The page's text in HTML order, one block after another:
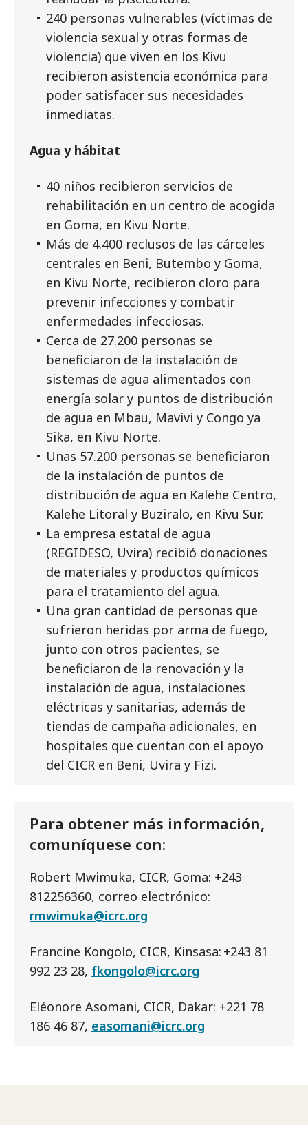
240 personas vulnerables (víctimas de
violencia sexual y otras formas de
violencia) que viven en los Kivu
recibieron asistencia económica para
poder satisfacer sus necesidades
inmediatas.
Agua y hábitat
40 niños recibieron servicios de
rehabilitación en un centro de acogida
en Goma, en Kivu Norte.
Más de 4.400 reclusos de las cárceles
centrales en Beni, Butembo y Goma,
en Kivu Norte, recibieron cloro para
prevenir infecciones y combatir
enfermedades infecciosas.
Cerca de 27.200 personas se
beneficiaron de la instalación de
sistemas de agua alimentados con
energía solar y puntos de distribución
de agua en Mbau, Mavivi y Congo ya
Sika, en Kivu Norte.
Unas 57.200 personas se beneficiaron
de la instalación de puntos de
distribución de agua en Kalehe Centro,
Kalehe Litoral y Buziralo, en Kivu Sur.
La empresa estatal de agua
(REGIDESO, Uvira) recibió donaciones
de materiales y productos químicos
para el tratamiento del agua.
Una gran cantidad de personas que
sufrieron heridas por arma de fuego,
junto con otros pacientes, se
beneficiaron de la renovación y la
instalación de agua, instalaciones
eléctricas y sanitarias, además de
tiendas de campaña adicionales, en
hospitales que cuentan con el apoyo
del CICR en Beni, Uvira y Fizi.
Para obtener más información,
comuníquese con:
Robert Mwimuka, CICR, Goma: +243
812256360, correo electrónico:
rmwimuka@icrc.org
Francine Kongolo, CICR, Kinsasa: +243 81
992 23 28, fkongolo@icrc.org
Eléonore Asomani, CICR, Dakar: +221 78
186 46 87, easomani@icrc.org